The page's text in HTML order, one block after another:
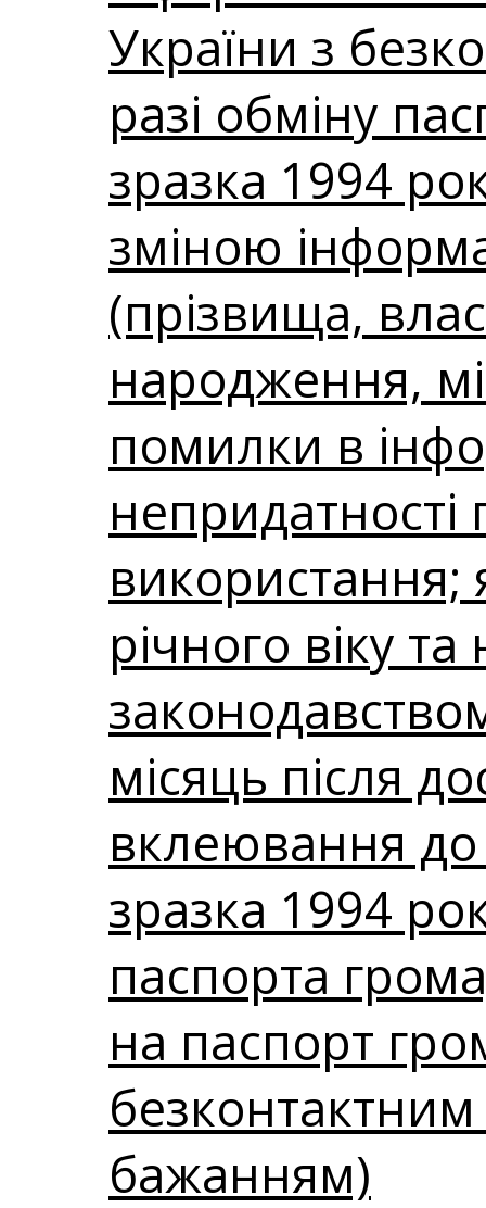
України з
разі обміну
зразка 1994
зміною
(прізвища,
народження,
помилки в
використання;
річного віку
місяць після
вклеювання
зразка 1994
паспорта
на паспорт
бажанням)